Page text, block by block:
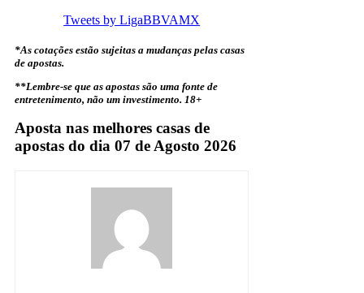
Tweets by LigaBBVAMX
*As cotações estão sujeitas a mudanças pelas casas
de apostas.
**Lembre-se que as apostas são uma fonte de
entretenimento, não um investimento. 18+
Aposta nas melhores casas de
apostas do dia 07 de Agosto 2026